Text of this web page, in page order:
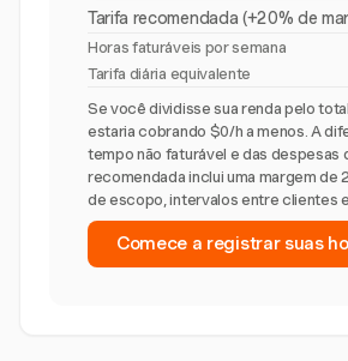
Tarifa recomendada (+20% de
Horas faturáveis por semana
Tarifa diária equivalente
Se você dividisse sua renda pelo
estaria cobrando $0/h a menos. A
tempo não faturável e das despesas
recomendada inclui uma margem de
de escopo, intervalos entre clientes
Comece a registrar suas